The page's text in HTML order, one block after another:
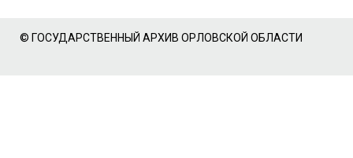
© ГОСУДАРСТВЕННЫЙ АРХИВ ОРЛОВСКОЙ ОБЛАСТИ